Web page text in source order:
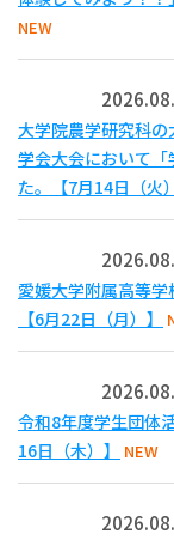
NEW
大学院農学研究科
学会大会において
た。【7月14日（火
愛媛大学附属高等
【6月22日（月）】
令和8年度学生団体
16日（木）】
NEW